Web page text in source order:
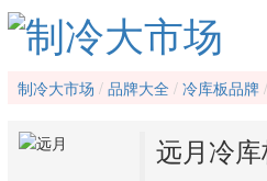
制冷大市场 品牌大全 冷库板品牌
远月冷库